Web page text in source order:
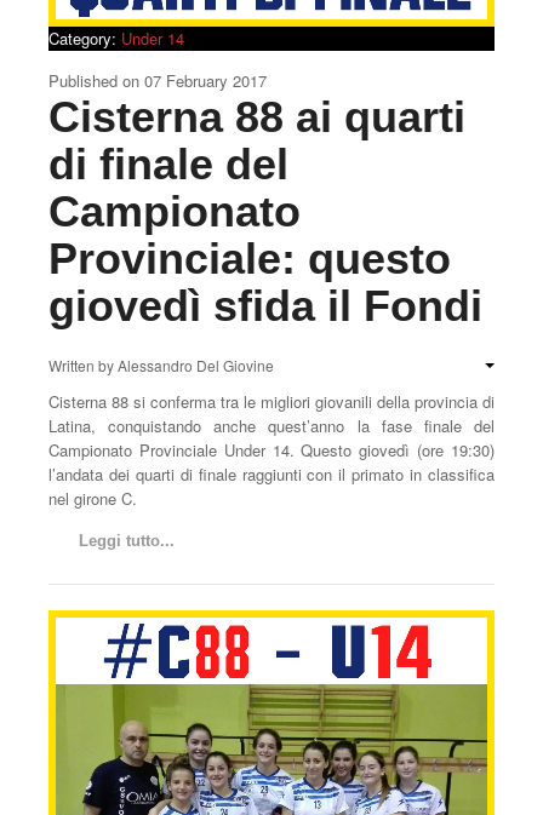
Category: Under 14
Published on 07 February 2017
Cisterna 88 ai quarti
di finale del
Campionato
Provinciale: questo
giovedì sfida il Fondi
Written byAlessandro Del Giovine
Cisterna 88 si conferma tra le migliori giovanili della provincia di
Latina, conquistando anche quest’anno la fase finale del
Campionato Provinciale Under 14. Questo giovedì (ore 19:30)
l’andata dei quarti di finale raggiunti con il primato in classifica
nel girone C.
Leggi tutto...